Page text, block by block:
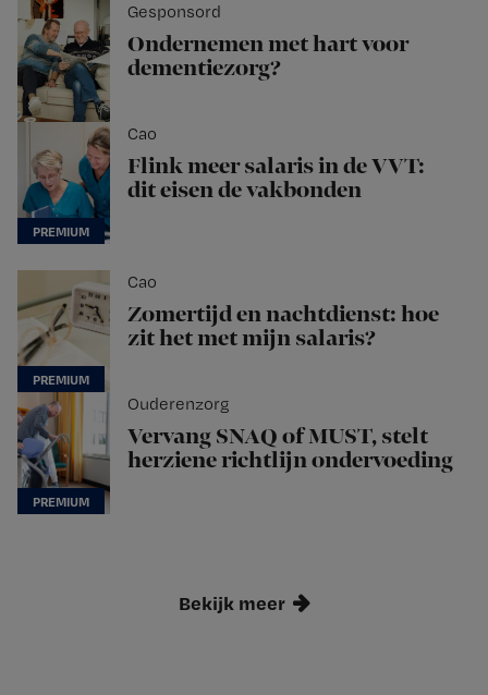
Gesponsord
Ondernemen met hart voor
dementiezorg?
Cao
Flink meer salaris in de VVT:
dit eisen de vakbonden
Cao
Zomertijd en nachtdienst: hoe
zit het met mijn salaris?
Ouderenzorg
Vervang SNAQ of MUST, stelt
herziene richtlijn ondervoeding
Bekijk meer